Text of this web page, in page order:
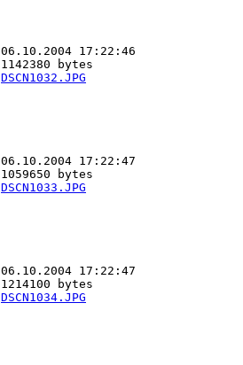
06.10.2004 17:22:46
1142380 bytes
DSCN1032.JPG
06.10.2004 17:22:47
1059650 bytes
DSCN1033.JPG
06.10.2004 17:22:47
1214100 bytes
DSCN1034.JPG